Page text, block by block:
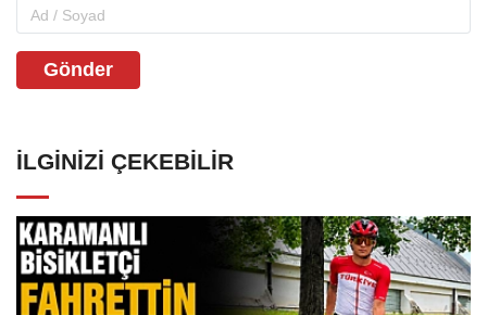
Gönder
İLGINIZI ÇEKEBILIR